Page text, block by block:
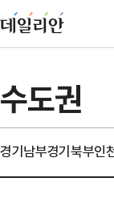
수도권
경기남부경기북부인